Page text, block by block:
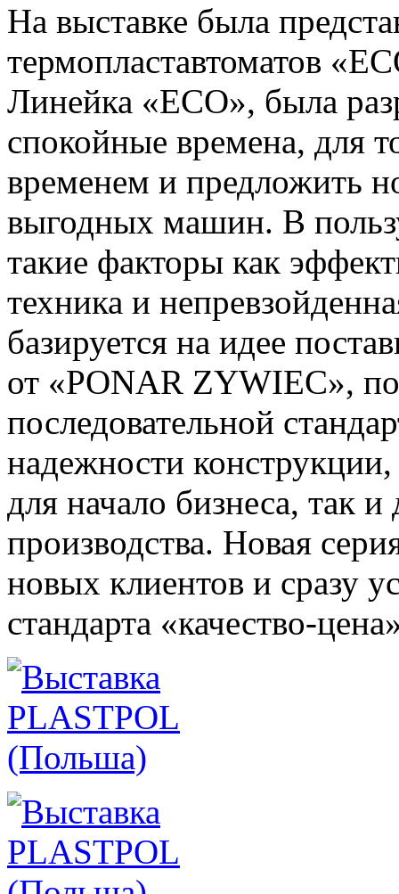
На выставке была
термопластавтоматов
Линейка «ECO», была
спокойные времена, для
временем и предложить
выгодных машин. В
такие факторы как
техника и
базируется на идее
от «PONAR ZYWIEC»,
последовательной
надежности
для начало бизнеса, так
производства. Новая
новых клиентов и сразу
стандарта «качество-